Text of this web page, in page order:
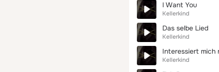
I Want You
Kellerkind
Das selbe Lied
Kellerkind
Interessiert mich
Kellerkind